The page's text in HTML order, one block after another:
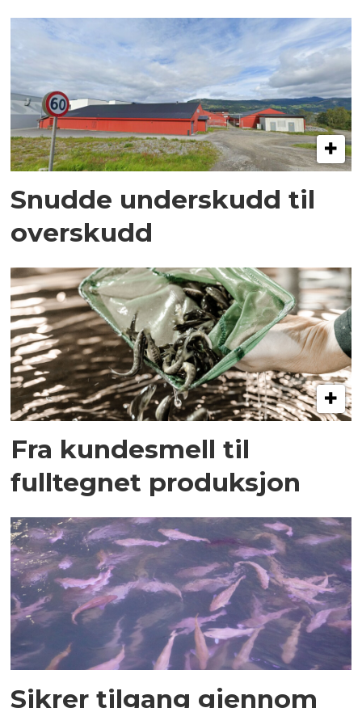
Snudde underskudd til
overskudd
Fra kundesmell til
fulltegnet produksjon
Sikrer tilgang gjennom